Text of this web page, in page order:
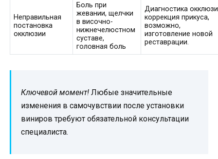
Неправильная
постановка
окклюзии
Боль при
жевании, щелчки
в височно-
нижнечелюстном
суставе,
головная боль
Диагностика
коррекция прикуса,
возможно,
изготовление новой
реставрации.
Ключевой момент! Любые значительные
изменения в самочувствии после установки
виниров требуют обязательной консультации
специалиста.